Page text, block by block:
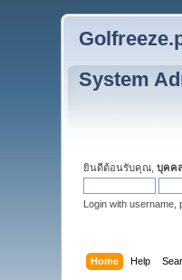
System
ยินดีต้อนรับคุณ,บุคค
Login with username,
Home Help